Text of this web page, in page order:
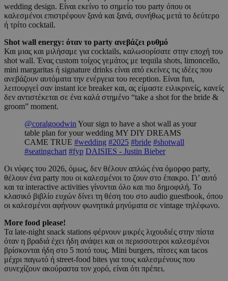
wedding design. Είναι εκείνο το σημείο του party όπου οι
καλεσμένοι επιστρέφουν ξανά και ξανά, συνήθως μετά το δεύτερο
ή τρίτο cocktail.
Shot wall energy: όταν το party ανεβάζει ρυθμό
Και μιας και μιλήσαμε για cocktails, καλωσορίσατε στην εποχή του
shot wall. Ένας custom τοίχος γεμάτος με tequila shots, limoncello,
mini margaritas ή signature drinks είναι από εκείνες τις ιδέες που
ανεβάζουν αυτόματα την ενέργεια του reception. Είναι fun,
λειτουργεί σαν instant ice breaker και, ας είμαστε ειλικρινείς, κανείς
δεν αντιστέκεται σε ένα καλά στημένο “take a shot for the bride &
groom” moment.
@coralgoodwinYour sign to have a shot wall as your
table plan for your wedding MY DIY DREAMS
CAME TRUE #wedding #2025 #bride #shotwall
#seatingchart #fyp DAISIES - Justin Bieber
Οι νύφες του 2026, όμως, δεν θέλουν απλώς ένα όμορφο party,
θέλουν ένα party που οι καλεσμένοι το ζουν στο έπακρο. Γι’ αυτό
και τα interactive activities γίνονται όλο και πιο δημοφιλή. Το
κλασικό βιβλίο ευχών δίνει τη θέση του στο audio guestbook, όπου
οι καλεσμένοι αφήνουν φωνητικά μηνύματα σε vintage τηλέφωνο.
More food please!
Τα late-night snack stations φέρνουν μικρές λιχουδιές στην πίστα
όταν η βραδιά έχει ήδη ανάψει και οι περισσοτεροι καλεσμένοι
βρίσκονται ήδη στο 5 ποτό τους. Mini burgers, πίτσες και tacos
μέχρι παγωτό ή street-food bites για τους καλεσμένους που
συνεχίζουν ακούραστα τον χορό, είναι ότι πρέπει.